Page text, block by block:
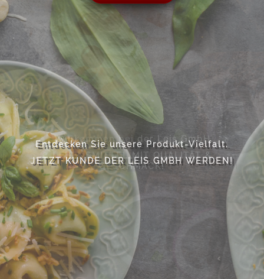
Willkommen bei der Leis GmbH
LEBENSMITTEL MIT QUALITÄT &
GESCHMACK!
Entdecken Sie unsere Produkt-Vielfalt.
JETZT KUNDE DER LEIS GMBH WERDEN!
Online shoppen mit weit über 4000
Artikel.
NOCH FRAGEN? WIR BERATEN SIE
GERNE!
Omas Gurken
Leis
Lidia
Baba Manja